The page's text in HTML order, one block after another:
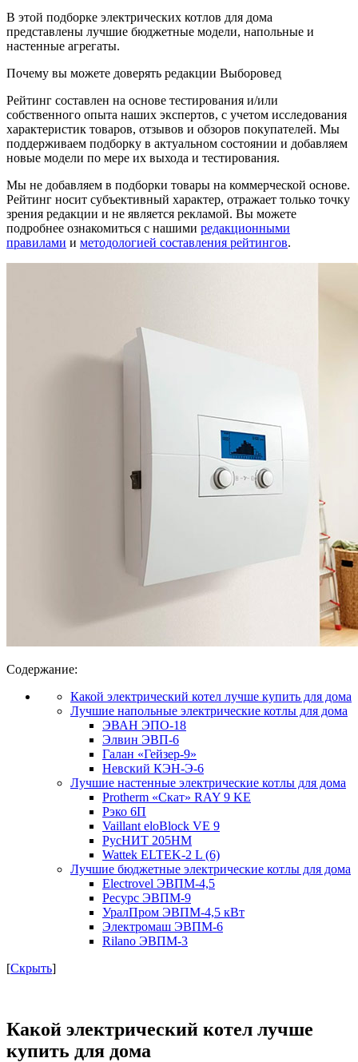
В этой подборке электрических котлов для дома
представлены лучшие бюджетные модели, напольные и
настенные агрегаты.
Почему вы можете доверять редакции Выборовед
Рейтинг составлен на основе тестирования и/или
собственного опыта наших экспертов, с учетом исследования
характеристик товаров, отзывов и обзоров покупателей. Мы
поддерживаем подборку в актуальном состоянии и добавляем
новые модели по мере их выхода и тестирования.
Мы не добавляем в подборки товары на коммерческой основе.
Рейтинг носит субъективный характер, отражает только точку
зрения редакции и не является рекламой. Вы можете
подробнее ознакомиться с нашими редакционными
правилами и методологией составления рейтингов.
Содержание:
Какой электрический котел лучше купить для дома
Лучшие напольные электрические котлы для дома
ЭВАН ЭПО-18
Элвин ЭВП-6
Галан «Гейзер-9»
Невский КЭН-Э-6
Лучшие настенные электрические котлы для дома
Protherm «Скат» RAY 9 KE
Рэко 6П
Vaillant eloBlock VE 9
РусНИТ 205НМ
Wattek ELTEK-2 L (6)
Лучшие бюджетные электрические котлы для дома
Electrovel ЭВПМ-4,5
Ресурс ЭВПМ-9
УралПром ЭВПМ-4,5 кВт
Электромаш ЭВПМ-6
Rilano ЭВПМ-3
[Скрыть]
Какой электрический котел лучше
купить для дома